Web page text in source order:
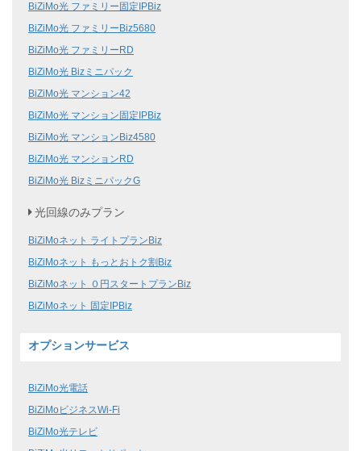
BiZiMo光 ファミリー固定IPBiz
BiZiMo光 ファミリーBiz5680
BiZiMo光 ファミリーRD
BiZiMo光 Bizミニパック
BiZiMo光 マンション42
BiZiMo光 マンション固定IPBiz
BiZiMo光 マンションBiz4580
BiZiMo光 マンションRD
BiZiMo光 BizミニパックG
光回線のみプラン
BiZiMoネット ライトプランBiz
BiZiMoネット もっとおトク割Biz
BiZiMoネット ０円スタートプランBiz
BiZiMoネット 固定IPBiz
オプションサービス
BiZiMo光電話
BiZiMoビジネスWi-Fi
BiZiMo光テレビ